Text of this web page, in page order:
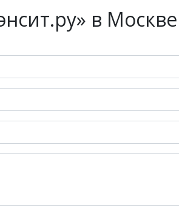
в Москве